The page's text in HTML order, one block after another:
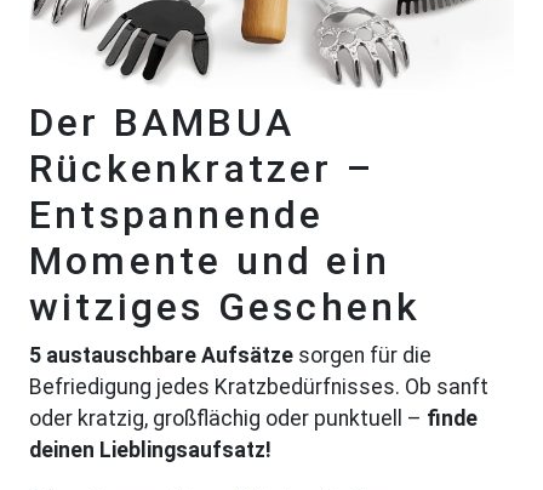
Der BAMBUA
Rückenkratzer –
Entspannende
Momente und ein
witziges Geschenk
5 austauschbare Aufsätze sorgen für die
Befriedigung jedes Kratzbedürfnisses. Ob sanft
oder kratzig, großflächig oder punktuell – finde
deinen Lieblingsaufsatz!